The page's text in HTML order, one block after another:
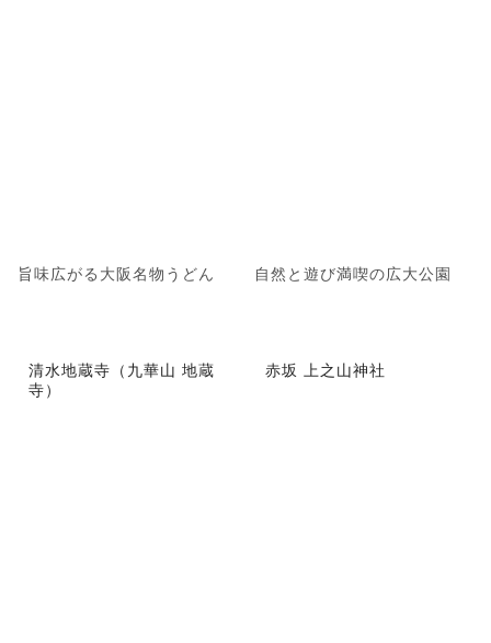
旨味広がる大阪名物うどん 自然と遊び満喫の広大公園
清水地蔵寺（九華山 地蔵
寺）
赤坂 上之山神社